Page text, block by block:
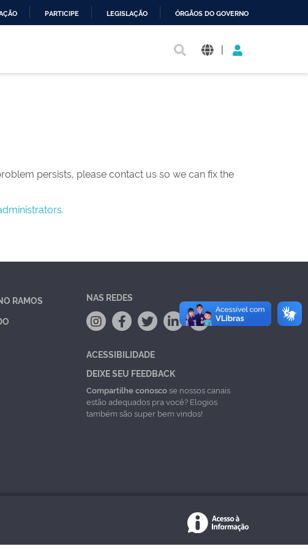
PARTICIPE LEGISLAÇÃO ÓRGÃOS DO GOVERNO
|
persists, please contact us so we can fix the
RAMOS
NAS REDES
ACESSIBILIDADE
DEIXE SEU FEEDBACK
Compartilhe conoscose nossos canais
estão adequados pra você? Elogios
também são super bem vindos!